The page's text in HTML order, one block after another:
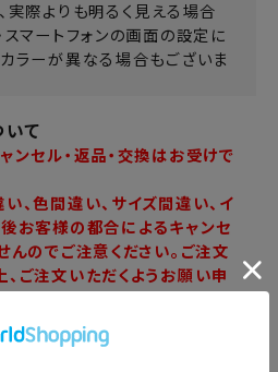
実際よりも明るく見える場合
スマートフォンの画面の設定に
ラーが異なる場合もございま
いて
セル・返品・交換はお受けで
、色間違い、サイズ間違い、イ
お客様の都合によるキャンセ
んのでご注意ください。ご注文
ご注文いただくようお願い申
をご確認ください。